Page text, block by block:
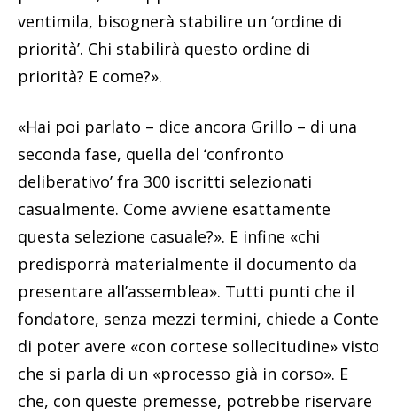
ventimila, bisognerà stabilire un ‘ordine di
priorità’. Chi stabilirà questo ordine di
priorità? E come?».
«Hai poi parlato – dice ancora Grillo – di una
seconda fase, quella del ‘confronto
deliberativo’ fra 300 iscritti selezionati
casualmente. Come avviene esattamente
questa selezione casuale?». E infine «chi
predisporrà materialmente il documento da
presentare all’assemblea». Tutti punti che il
fondatore, senza mezzi termini, chiede a Conte
di poter avere «con cortese sollecitudine» visto
che si parla di un «processo già in corso». E
che, con queste premesse, potrebbe riservare